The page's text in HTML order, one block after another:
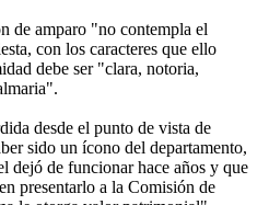
de amparo "no contempla el
con los caracteres que ello
debe ser "clara, notoria,
desde el punto de vista de
sido un ícono del departamento,
dejó de funcionar hace años y que
presentarlo a la Comisión de